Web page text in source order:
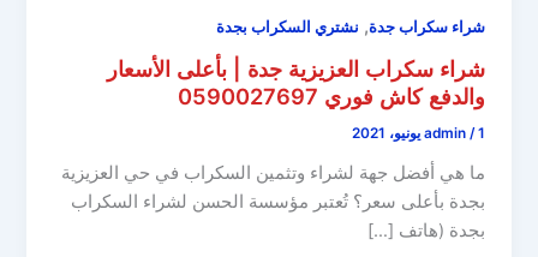
شراء سكراب جدة, نشتري السكراب بجدة
شراء سكراب العزيزية جدة | بأعلى الأسعار
والدفع كاش فوري 0590027697
admin /1 يونيو، 2021
ما هي أفضل جهة لشراء وتثمين السكراب في حي العزيزية
بجدة بأعلى سعر؟ تُعتبر مؤسسة الحسن لشراء السكراب
بجدة (هاتف […]